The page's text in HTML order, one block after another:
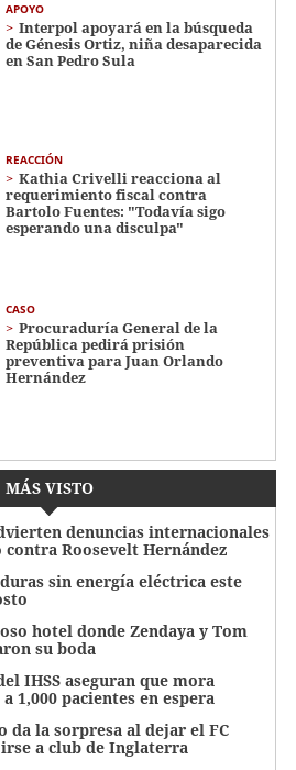
APOYO
Interpol apoyará en la búsqueda
de Génesis Ortiz, niña desaparecida
en San Pedro Sula
REACCIÓN
Kathia Crivelli reacciona al
requerimiento fiscal contra
Bartolo Fuentes: "Todavía sigo
esperando una disculpa"
CASO
Procuraduría General de la
República pedirá prisión
preventiva para Juan Orlando
Hernández
MÁS VISTO
denuncias internacionales
contra Roosevelt Hernández
sin energía eléctrica este
hotel donde Zendaya y Tom
su boda
IHSS aseguran que mora
1,000 pacientes en espera
da la sorpresa al dejar el FC
a club de Inglaterra